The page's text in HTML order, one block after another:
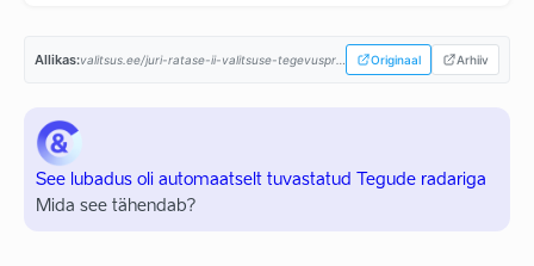
Allikas: Originaal Arhiiv
See lubadus oli automaatselt tuvastatud Tegude radariga
Mida see tähendab?